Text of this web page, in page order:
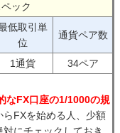
ック
低取引単
位
通貨ペア数
1通貨
34ペア
なFX口座の1/1000の規
FXを始める人、少額